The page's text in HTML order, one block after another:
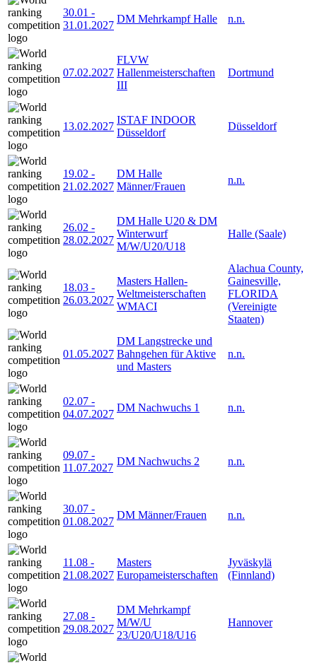
30.01 -
31.01.2027
DM Mehrkampf Halle n.n.
07.02.2027
FLVW
Hallenmeisterschaften
III
Dortmund
13.02.2027
ISTAF INDOOR
Düsseldorf
Düsseldorf
19.02 -
21.02.2027
DM Halle
Männer/Frauen
n.n.
26.02 -
28.02.2027
DM Halle U20 & DM
Winterwurf
M/W/U20/U18
Halle (Saale)
18.03 -
26.03.2027
Masters Hallen-
Weltmeisterschaften
WMACI
Alachua County,
Gainesville,
FLORIDA
(Vereinigte
Staaten)
01.05.2027
DM Langstrecke und
Bahngehen für Aktive
und Masters
n.n.
02.07 -
04.07.2027
DM Nachwuchs 1 n.n.
09.07 -
11.07.2027
DM Nachwuchs 2 n.n.
30.07 -
01.08.2027
DM Männer/Frauen n.n.
11.08 -
21.08.2027
Masters
Europameisterschaften
Jyväskylä
(Finnland)
27.08 -
29.08.2027
DM Mehrkampf
M/W/U
23/U20/U18/U16
Hannover